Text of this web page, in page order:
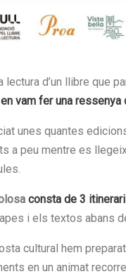
lectura d’un llibre que
vam fer una
unes quantes
a peu mentre es
consta de 3
i els textos abans
cultural hem
en un animat